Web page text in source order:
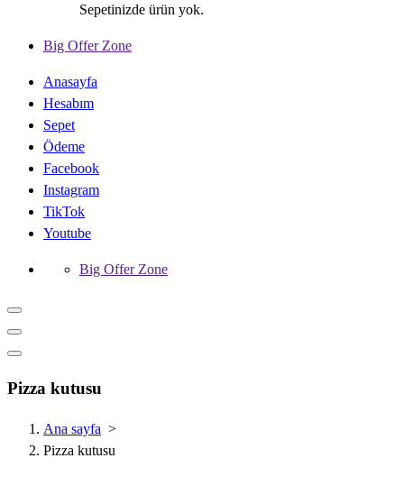
Sepetinizde ürün yok.
Big Offer Zone
Anasayfa
Hesabım
Sepet
Ödeme
Facebook
Instagram
TikTok
Youtube
Big Offer Zone
Pizza kutusu
Ana sayfa >
Pizza kutusu